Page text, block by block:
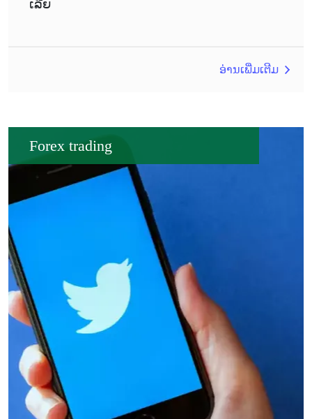
ເລີຍ
ອ່ານເພີ່ມເຕີມ
Forex trading